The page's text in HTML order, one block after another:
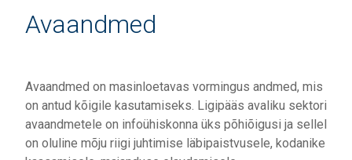
Avaandmed
Avaandmed on masinloetavas vormingus andmed, mis
on antud kõigile kasutamiseks. Ligipääs avaliku sektori
avaandmetele on infoühiskonna üks põhiõigusi ja sellel
on oluline mõju riigi juhtimise läbipaistvusele, kodanike